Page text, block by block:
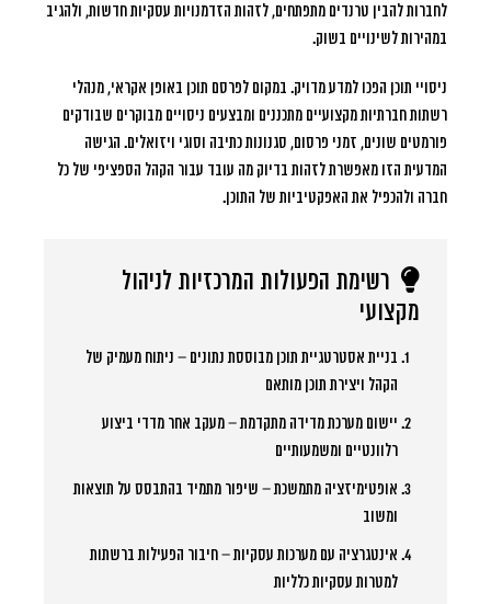
לחברות להבין טרנדים מתפתחים, לזהות הזדמנויות עסקיות חדשות, ולהגיב
במהירות לשינויים בשוק.
ניסויי תוכן הפכו למדע מדויק. במקום לפרסם תוכן באופן אקראי, מנהלי
רשתות חברתיות מקצועיים מתכננים ומבצעים ניסויים מבוקרים שבודקים
פורמטים שונים, זמני פרסום, סגנונות כתיבה וסוגי ויזואלים. הגישה
המדעית הזו מאפשרת לזהות בדיוק מה עובד עבור הקהל הספציפי של כל
חברה ולהכפיל את האפקטיביות של התוכן.
רשימת הפעולות המרכזיות לניהול
מקצועי
בניית אסטרטגיית תוכן מבוססת נתונים – ניתוח מעמיק של
הקהל ויצירת תוכן מותאם
יישום מערכת מדידה מתקדמת– מעקב אחר מדדי ביצוע
רלוונטיים ומשמעותיים
אופטימיזציה מתמשכת– שיפור מתמיד בהתבסס על תוצאות
ומשוב
אינטגרציה עם מערכות עסקיות– חיבור הפעילות ברשתות
למטרות עסקיות כלליות